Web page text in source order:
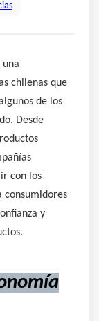
una
chilenas que
de los
Desde
con los
consumidores
y